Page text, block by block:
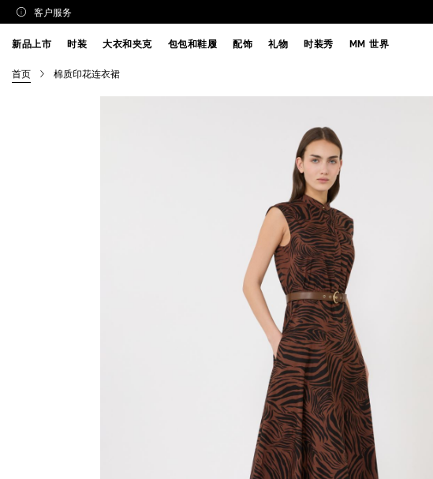
客户服务
新品上市 时装 大衣和夹克 包包和鞋履 配饰 礼物 时装秀 MM 世界
首页 棉质印花连衣裙